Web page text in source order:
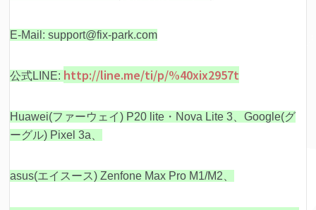
E-Mail: support@fix-park.com
公式LINE: http://line.me/ti/p/%40xix2957t
Huawei(ファーウェイ) P20 lite・Nova Lite 3、Google(グ
ーグル) Pixel 3a、
asus(エイスース) Zenfone Max Pro M1/M2、